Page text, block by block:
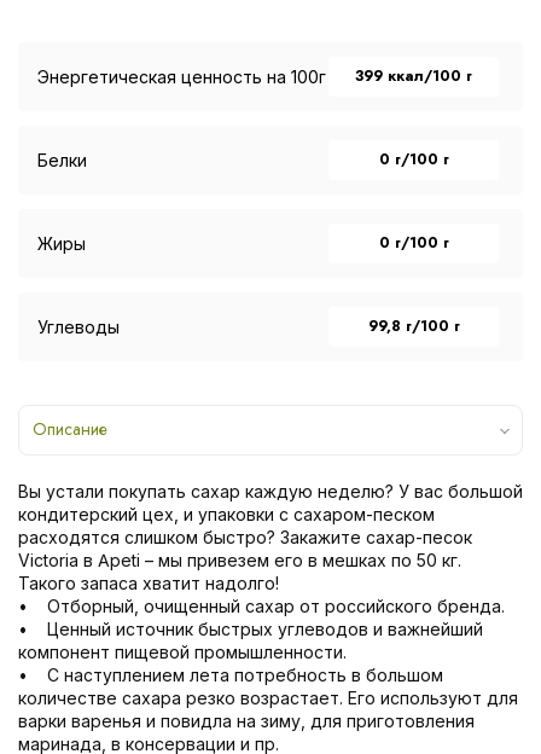
Энергетическая ценность на 100г 399 ккал/100 г
Белки 0 г/100 г
Жиры 0 г/100 г
Углеводы 99,8 г/100 г
Описание
Вы устали покупать сахар каждую неделю? У вас большой
кондитерский цех, и упаковки с сахаром-песком
расходятся слишком быстро? Закажите сахар-песок
Victoria в Apeti – мы привезем его в мешках по 50 кг.
Такого запаса хватит надолго!
• Отборный, очищенный сахар от российского бренда.
• Ценный источник быстрых углеводов и важнейший
компонент пищевой промышленности.
• С наступлением лета потребность в большом
количестве сахара резко возрастает. Его используют для
варки варенья и повидла на зиму, для приготовления
маринада, в консервации и пр.